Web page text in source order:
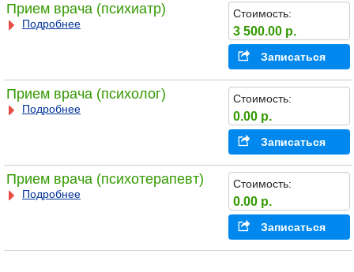
Прием врача (психиатр)
Подробнее
Стоимость:
3 500.00 р.
Записаться
Прием врача (психолог)
Подробнее
Стоимость:
0.00 р.
Записаться
Прием врача (психотерапевт)
Подробнее
Стоимость:
0.00 р.
Записаться